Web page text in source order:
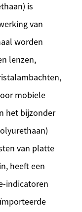
is
van
worden
lenzen,
mobiele
het bijzonder
van platte
heeft een
indicatoren